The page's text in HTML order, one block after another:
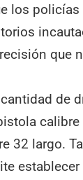
los
que
de
32 largo.